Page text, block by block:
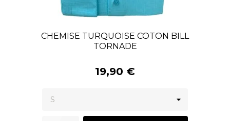
CHEMISE TURQUOISE COTON BILL
TORNADE
19,90 €